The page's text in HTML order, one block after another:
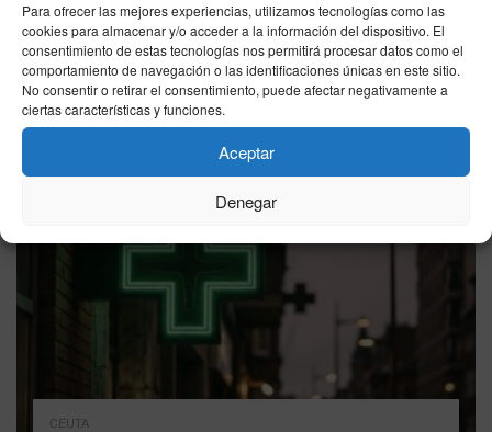
Para ofrecer las mejores experiencias, utilizamos tecnologías como las
cookies para almacenar y/o acceder a la información del dispositivo. El
consentimiento de estas tecnologías nos permitirá procesar datos como el
comportamiento de navegación o las identificaciones únicas en este sitio.
No consentir o retirar el consentimiento, puede afectar negativamente a
ciertas características y funciones.
Aceptar
Denegar
Última hora
CEUTA